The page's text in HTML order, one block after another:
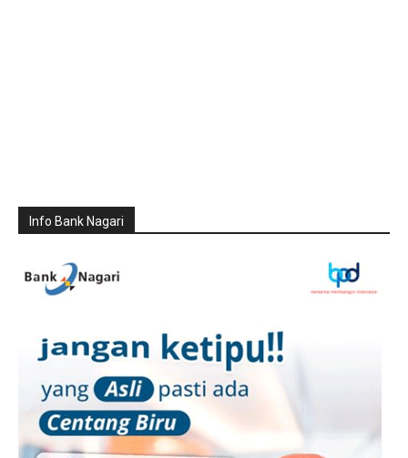
Info Bank Nagari